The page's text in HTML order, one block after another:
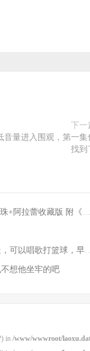
下一
音量进入围观，第一集
找到
收藏版 附《七龙珠》合集
打篮球，早餐有牛奶鸡蛋 [7P]
想他坐牢的吧
in /www/wwwroot/